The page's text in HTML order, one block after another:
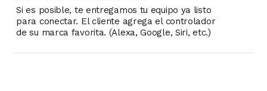
Si es posible, te entregamos tu equipo ya listo
para conectar. El cliente agrega el controlador
de su marca favorita. (Alexa, Google, Siri, etc.)